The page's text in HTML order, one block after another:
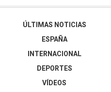
ÚLTIMAS NOTICIAS
ESPAÑA
INTERNACIONAL
DEPORTES
VÍDEOS